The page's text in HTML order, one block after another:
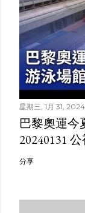
星期三, 1月 31, 2024
巴黎奧運今
20240131
分享